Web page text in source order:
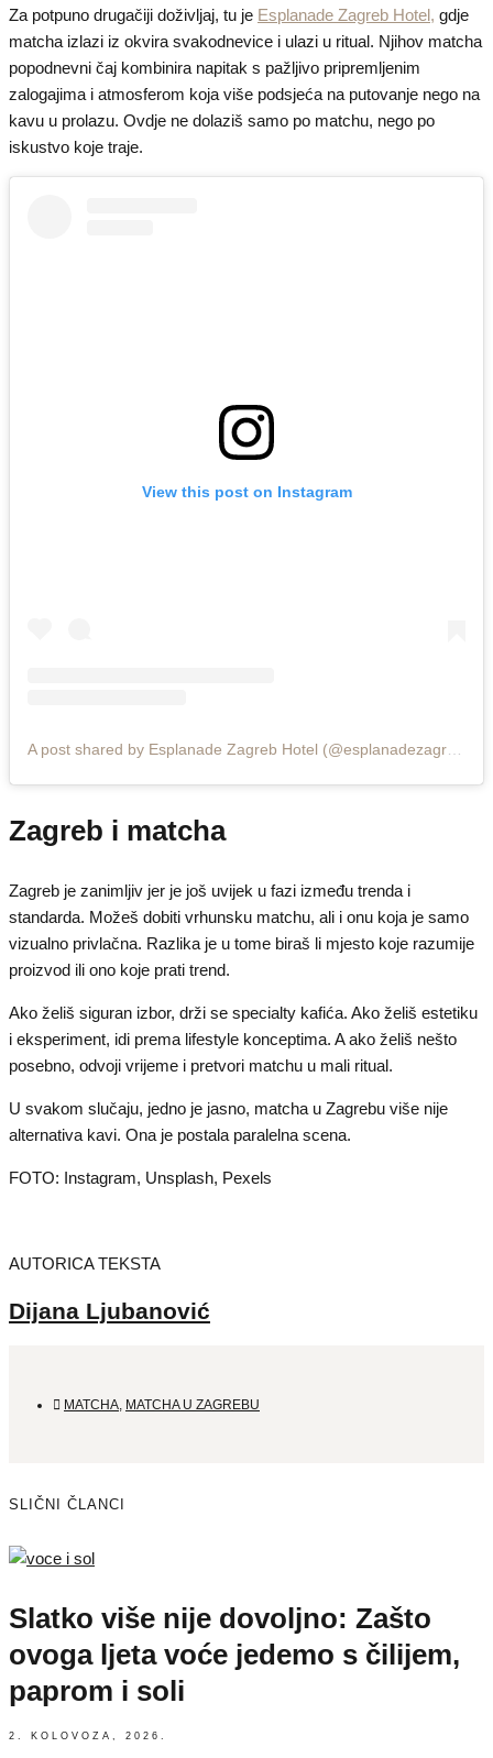
Za potpuno drugačiji doživljaj, tu je Esplanade Zagreb Hotel, gdje
matcha izlazi iz okvira svakodnevice i ulazi u ritual. Njihov matcha
popodnevni čaj kombinira napitak s pažljivo pripremljenim
zalogajima i atmosferom koja više podsjeća na putovanje nego na
kavu u prolazu. Ovdje ne dolaziš samo po matchu, nego po
iskustvo koje traje.
View this post on Instagram
Zagreb i matcha
Zagreb je zanimljiv jer je još uvijek u fazi između trenda i
standarda. Možeš dobiti vrhunsku matchu, ali i onu koja je samo
vizualno privlačna. Razlika je u tome biraš li mjesto koje razumije
proizvod ili ono koje prati trend.
Ako želiš siguran izbor, drži se specialty kafića. Ako želiš estetiku
i eksperiment, idi prema lifestyle konceptima. A ako želiš nešto
posebno, odvoji vrijeme i pretvori matchu u mali ritual.
U svakom slučaju, jedno je jasno, matcha u Zagrebu više nije
alternativa kavi. Ona je postala paralelna scena.
FOTO: Instagram, Unsplash, Pexels
AUTORICA TEKSTA
Dijana Ljubanović
MATCHA MATCHA U ZAGREBU
SLIČNI ČLANCI
Slatko više nije dovoljno: Zašto
ovoga ljeta voće jedemo s čilijem,
paprom i soli
2. KOLOVOZA, 2026.